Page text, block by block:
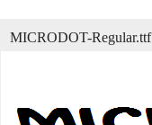
MICRODOT-Regular.ttf